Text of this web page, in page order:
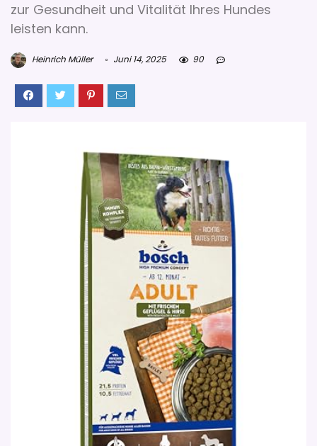
zur Gesundheit und Vitalität Ihres Hundes
leisten kann.
Heinrich Müller Juni 14, 2025 90